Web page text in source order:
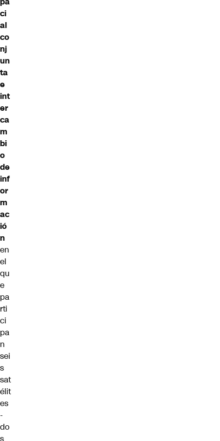
ci
al
co
nj
un
ta
e
int
er
ca
m
bi
o
de
inf
or
m
ac
ió
n
en
el
qu
e
pa
rti
ci
pa
n
sei
s
sat
élit
es
-
do
s